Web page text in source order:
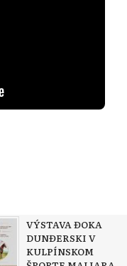
VÝSTAVA ĐOKA
DUNĐERSKI V
KULPÍNSKOM